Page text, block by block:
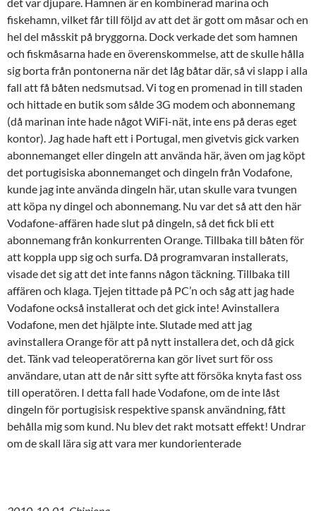
fiskehamn, vilket får till följd av att det är gott om måsar och en
hel del måsskit på bryggorna. Dock verkade det som hamnen
och fiskmåsarna hade en överenskommelse, att de skulle hålla
sig borta från pontonerna när det låg båtar där, så vi slapp i alla
fall att få båten nedsmutsad. Vi tog en promenad in till staden
och hittade en butik som sålde 3G modem och abonnemang
(då marinan inte hade något WiFi-nät, inte ens på deras eget
kontor). Jag hade haft ett i Portugal, men givetvis gick varken
abonnemanget eller dingeln att använda här, även om jag köpt
det portugisiska abonnemanget och dingeln från Vodafone,
kunde jag inte använda dingeln här, utan skulle vara tvungen
att köpa ny dingel och abonnemang. Nu var det så att den här
Vodafone-affären hade slut på dingeln, så det fick bli ett
abonnemang från konkurrenten Orange. Tillbaka till båten för
att koppla upp sig och surfa. Då programvaran installerats,
visade det sig att det inte fanns någon täckning. Tillbaka till
affären och klaga. Tjejen tittade på PC’n och såg att jag hade
Vodafone också installerat och det gick inte! Avinstallera
Vodafone, men det hjälpte inte. Slutade med att jag
avinstallera Orange för att på nytt installera det, och då gick
det. Tänk vad teleoperatörerna kan gör livet surt för oss
användare, utan att de når sitt syfte att försöka knyta fast oss
till operatören. I detta fall hade Vodafone, om de inte låst
dingeln för portugisisk respektive spansk användning, fått
behålla mig som kund. Nu blev det rakt motsatt effekt! Undrar
om de skall lära sig att vara mer kundorienterade